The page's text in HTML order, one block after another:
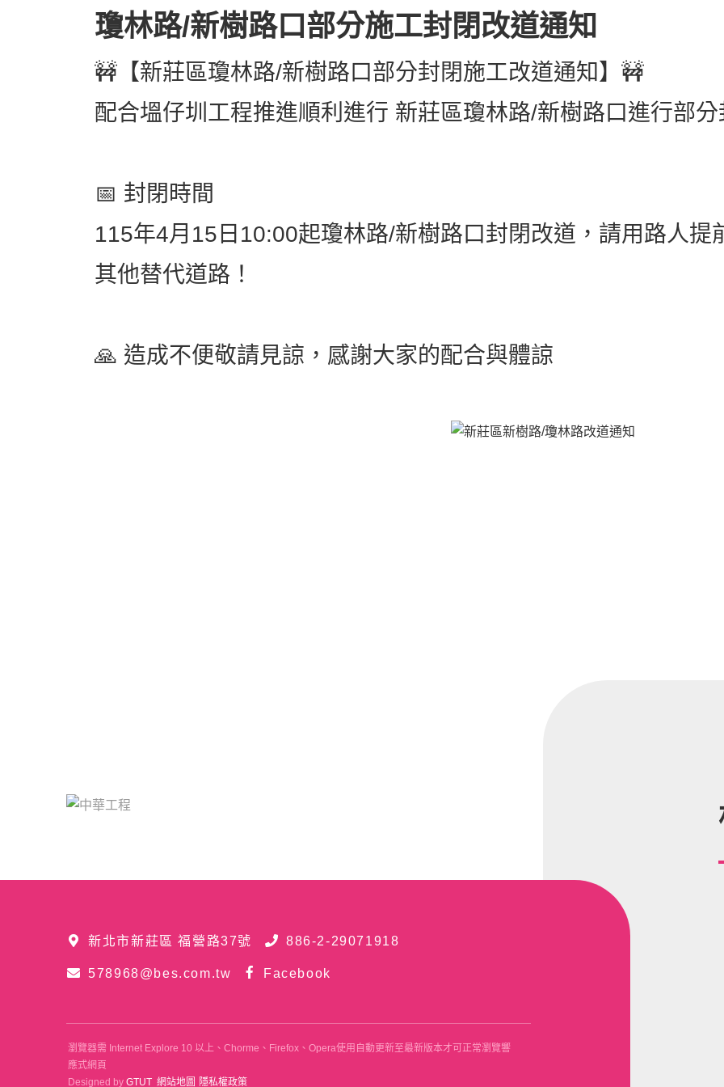
瓊林路/新樹路口部分施工封閉改道通知
🚧【新莊區瓊林路/新樹路口部分封閉施工改道通知】🚧
配合塭仔圳工程推進順利進行 新莊區瓊林路/新樹路口進行部分
📅 封閉時間
115年4月15日10:00起瓊林路/新樹路口封閉改道，請用路人提
其他替代道路！
🙏 造成不便敬請見諒，感謝大家的配合與體諒
新北市新莊區 福營路37號 886-2-29071918
578968@bes.com.tw Facebook
瀏覽器需 Internet Explore 10 以上、Chorme、Firefox、Opera使用自動更新至最新版本才可正常瀏覽響
應式網頁
Designed byGTUT 網站地圖 隱私權政策